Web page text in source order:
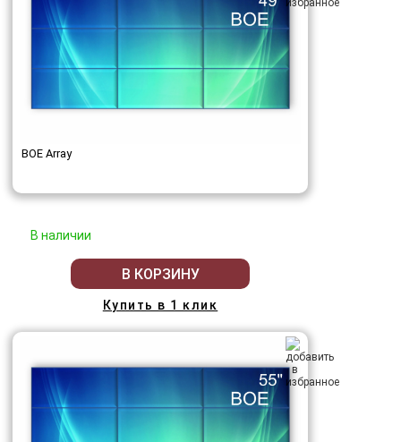
BOE Array
В наличии
В КОРЗИНУ
Купить в 1 клик